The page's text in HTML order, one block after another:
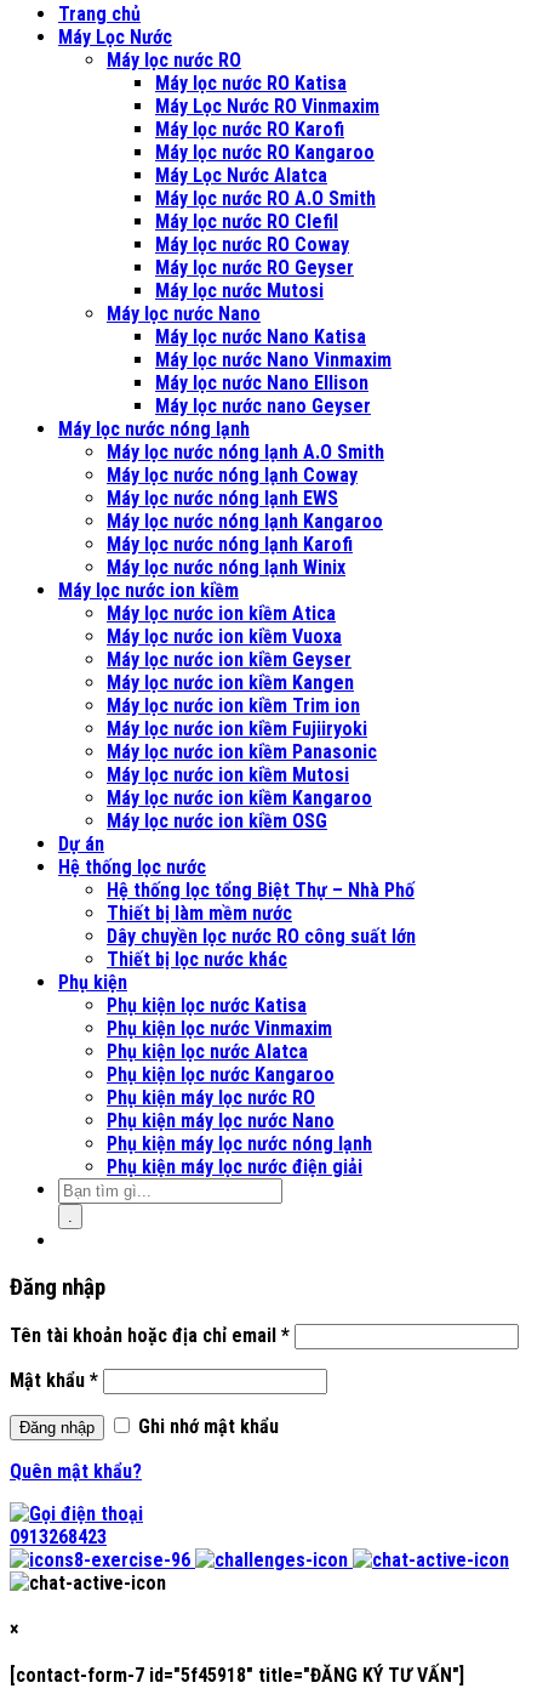
Trang chủ
Máy Lọc Nước
Máy lọc nước RO
Máy lọc nước RO Katisa
Máy Lọc Nước RO Vinmaxim
Máy lọc nước RO Karofi
Máy lọc nước RO Kangaroo
Máy Lọc Nước Alatca
Máy lọc nước RO A.O Smith
Máy lọc nước RO Clefil
Máy lọc nước RO Coway
Máy lọc nước RO Geyser
Máy lọc nước Mutosi
Máy lọc nước Nano
Máy lọc nước Nano Katisa
Máy lọc nước Nano Vinmaxim
Máy lọc nước Nano Ellison
Máy lọc nước nano Geyser
Máy lọc nước nóng lạnh
Máy lọc nước nóng lạnh A.O Smith
Máy lọc nước nóng lạnh Coway
Máy lọc nước nóng lạnh EWS
Máy lọc nước nóng lạnh Kangaroo
Máy lọc nước nóng lạnh Karofi
Máy lọc nước nóng lạnh Winix
Máy lọc nước ion kiềm
Máy lọc nước ion kiềm Atica
Máy lọc nước ion kiềm Vuoxa
Máy lọc nước ion kiềm Geyser
Máy lọc nước ion kiềm Kangen
Máy lọc nước ion kiềm Trim ion
Máy lọc nước ion kiềm Fujiiryoki
Máy lọc nước ion kiềm Panasonic
Máy lọc nước ion kiềm Mutosi
Máy lọc nước ion kiềm Kangaroo
Máy lọc nước ion kiềm OSG
Dự án
Hệ thống lọc nước
Hệ thống lọc tổng Biệt Thự – Nhà Phố
Thiết bị làm mềm nước
Dây chuyền lọc nước RO công suất lớn
Thiết bị lọc nước khác
Phụ kiện
Phụ kiện lọc nước Katisa
Phụ kiện lọc nước Vinmaxim
Phụ kiện lọc nước Alatca
Phụ kiện lọc nước Kangaroo
Phụ kiện máy lọc nước RO
Phụ kiện máy lọc nước Nano
Phụ kiện máy lọc nước nóng lạnh
Phụ kiện máy lọc nước điện giải
Đăng nhập
Tên tài khoản hoặc địa chỉ email *
Mật khẩu *
Đăng nhập
Ghi nhớ mật khẩu
Quên mật khẩu?
0913268423
×
[contact-form-7 id="5f45918" title="ĐĂNG KÝ TƯ VẤN"]